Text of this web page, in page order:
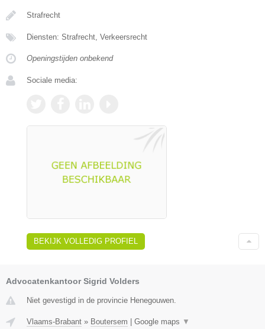
Strafrecht
Diensten: Strafrecht, Verkeersrecht
Openingstijden onbekend
Sociale media:
BEKIJK VOLLEDIG PROFIEL
Advocatenkantoor Sigrid Volders
Niet gevestigd in de provincie Henegouwen.
Vlaams-Brabant » Boutersem Google maps ▼